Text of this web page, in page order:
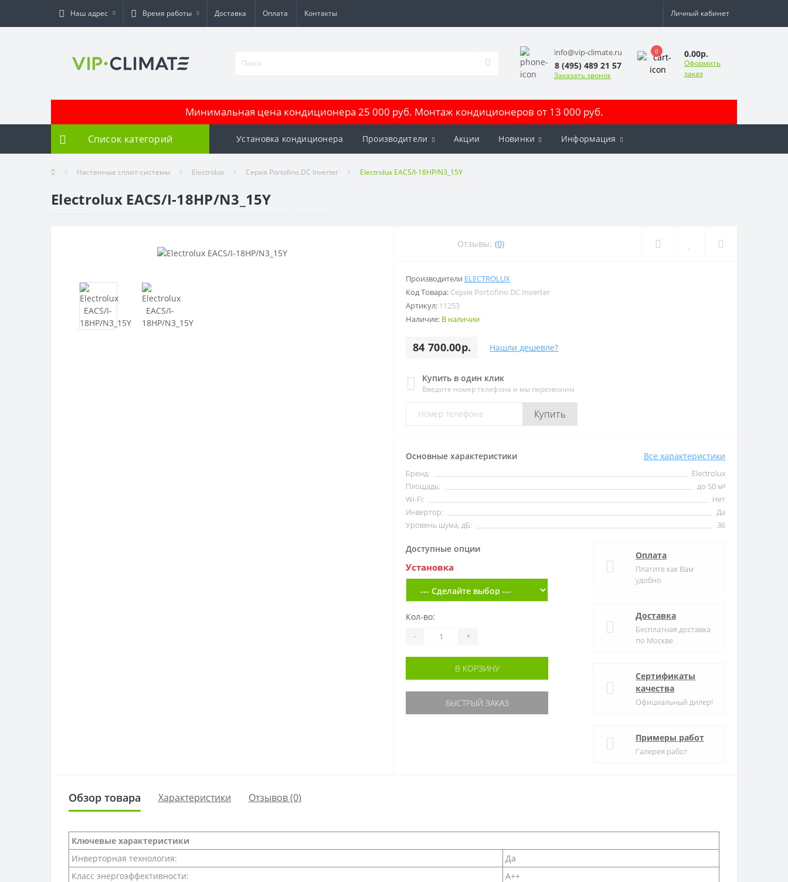
Наш адрес Время работы Доставка Оплата Контакты Личный кабинет
info@vip-climate.ru
8 (495) 489 21 57
Заказать звонок
0 0.00р.
Оформить
заказ
Минимальная цена кондиционера 25 000 руб. Монтаж кондиционеров от 13 000 руб.
Список категорий Установка кондиционера Производители Акции Новинки Информация
Настенные сплит-системы Electrolux Серия Portofino DC Inverter Electrolux EACS/I-18HP/N3_15Y
Electrolux EACS/I-18HP/N3_15Y
Отзывы: (0)
Производители ELECTROLUX
Код Товара: Серия Portofino DC Inverter
Артикул: 11253
Наличие: В наличии
84 700.00р. Нашли дешевле?
Купить в один клик
Введите номер телефона и мы перезвоним
Купить
Основные характеристики Все характеристики
Бренд:
Electrolux
Площадь:
до 50 м²
Wi-Fi:
Нет
Инвертор:
Да
Уровень шума, дБ:
36
Доступные опции
Установка
Кол-во:
- +
В КОРЗИНУ
БЫСТРЫЙ ЗАКАЗ
Оплата
Платите как Вам
удобно
Доставка
Бесплатная доставка
по Москве
Сертификаты
качества
Официальный дилер!
Примеры работ
Галерея работ
Обзор товара Характеристики Отзывов (0)
Ключевые характеристики
Инверторная технология:
Да
Класс энергоэффективности:
A++